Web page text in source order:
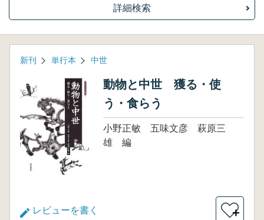
詳細検索
新刊 単行本 中世
動物と中世 獲る・使
う・食らう
小野正敏 五味文彦 萩原三
雄 編
レビューを書く ＋